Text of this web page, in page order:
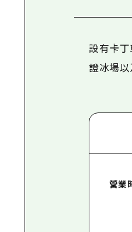
設有卡丁
證冰場以
營業